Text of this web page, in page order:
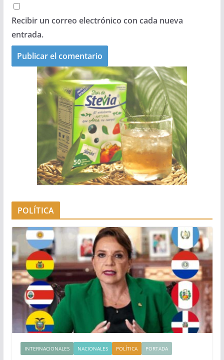
Recibir un correo electrónico con cada nueva
entrada.
POLÍTICA
INTERNACIONALES NACIONALES POLÍTICA PORTADA